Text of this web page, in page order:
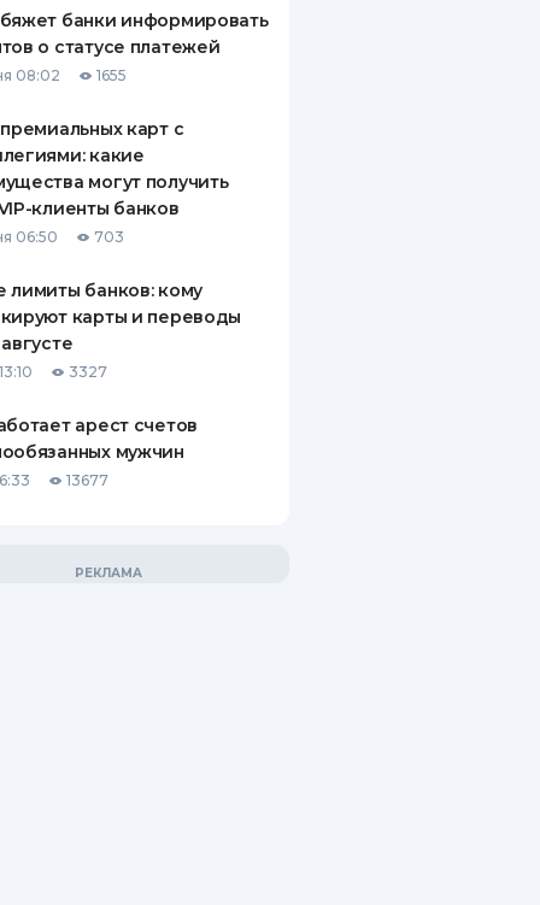
ПОЛИСЫ
О СТРАХОВЫХ
банки информировать
о статусе платежей
08:02 1655
карт с
какие
могут получить
клиенты банков
06:50 703
лимиты банков: кому
карты и переводы
3327
арест счетов
мужчин
13677